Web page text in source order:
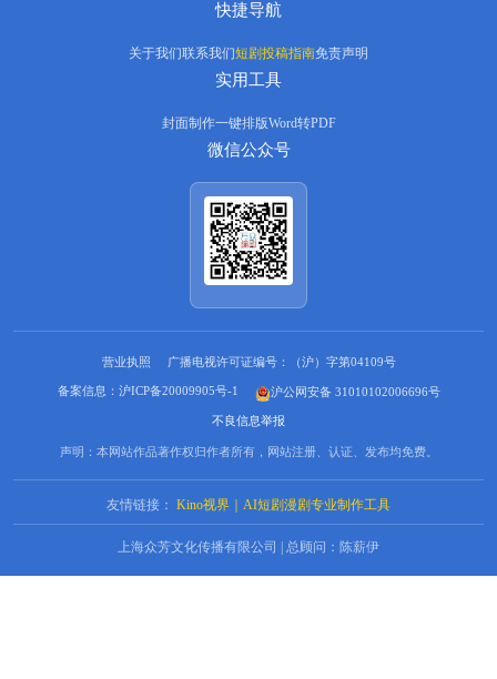
快捷导航
关于我们联系我们短剧投稿指南免责声明
实用工具
封面制作一键排版Word转PDF
微信公众号
营业执照 广播电视许可证编号：（沪）字第04109号
备案信息：沪ICP备20009905号-1 沪公网安备 31010102006696号
不良信息举报
声明：本网站作品著作权归作者所有，网站注册、认证、发布均免费。
友情链接： Kino视界｜AI短剧漫剧专业制作工具
上海众芳文化传播有限公司 | 总顾问：陈薪伊